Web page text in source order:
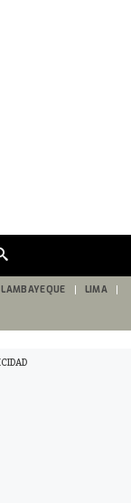
de
búsqueda
LAMBAYEQUE LIMA